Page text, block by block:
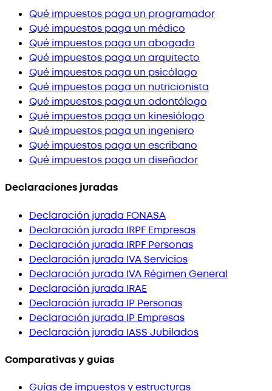
Qué impuestos paga un programador
Qué impuestos paga un médico
Qué impuestos paga un abogado
Qué impuestos paga un arquitecto
Qué impuestos paga un psicólogo
Qué impuestos paga un nutricionista
Qué impuestos paga un odontólogo
Qué impuestos paga un kinesiólogo
Qué impuestos paga un ingeniero
Qué impuestos paga un escribano
Qué impuestos paga un diseñador
Declaraciones juradas
Declaración jurada FONASA
Declaración jurada IRPF Empresas
Declaración jurada IRPF Personas
Declaración jurada IVA Servicios
Declaración jurada IVA Régimen General
Declaración jurada IRAE
Declaración jurada IP Personas
Declaración jurada IP Empresas
Declaración jurada IASS Jubilados
Comparativas y guías
Guías de impuestos y estructuras